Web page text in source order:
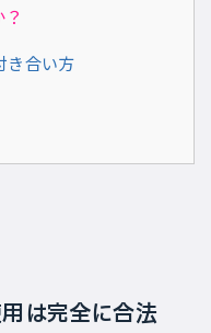
き合い方
は完全に合法